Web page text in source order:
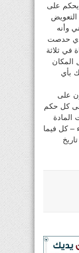
يحكم على
التعويض
وأنه
حدصت
في ثلاثة
المكان
بأي
على
كل حكم
المادة
– كل فيما